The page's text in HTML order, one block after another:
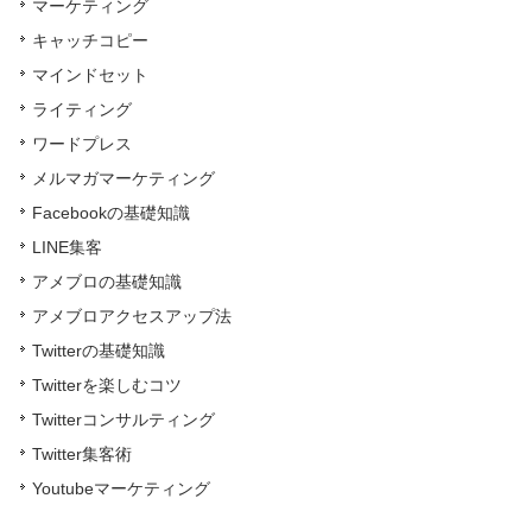
マーケティング
キャッチコピー
マインドセット
ライティング
ワードプレス
メルマガマーケティング
Facebookの基礎知識
LINE集客
アメブロの基礎知識
アメブロアクセスアップ法
Twitterの基礎知識
Twitterを楽しむコツ
Twitterコンサルティング
Twitter集客術
Youtubeマーケティング